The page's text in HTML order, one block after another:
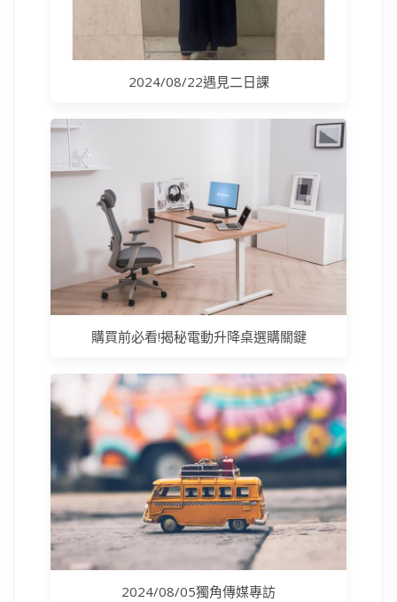
2024/08/22遇見二日課
購買前必看!揭秘電動升降桌選購關鍵
2024/08/05獨角傳媒專訪